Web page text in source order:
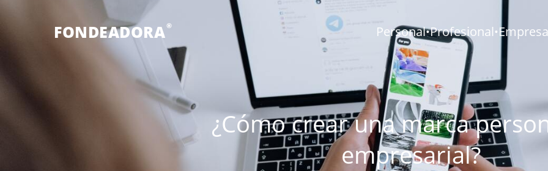
FONDEADORA® Personal•Profesional•
¿Cómo crear una marca
empresarial?